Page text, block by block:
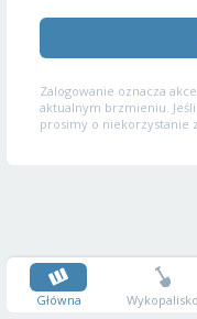
Zalogowanie oznacza
aktualnym brzmieniu.
prosimy o niekorzystanie
Główna Wykopalisko